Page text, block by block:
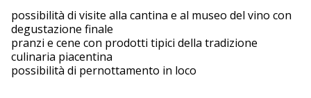
possibilità di visite alla cantina e al museo del vino con
degustazione finale
pranzi e cene con prodotti tipici della tradizione
culinaria piacentina
possibilità di pernottamento in loco